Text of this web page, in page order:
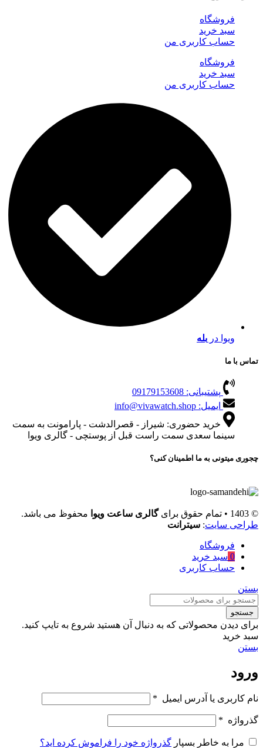
فروشگاه
سبد خرید
حساب کاربری من
فروشگاه
سبد خرید
حساب کاربری من
ویوا در بله
تماس با ما
پشتیبانی: 09179153608
ایمیل: info@vivawatch.shop
خرید حضوری: شیراز - قصرالدشت - پارامونت به سمت
سینما سعدی سمت راست قبل از پوستچی - گالری ویوا
چجوری میتونی به ما اطمینان کنی؟
© 1403 • تمام حقوق برای گالری ساعت ویوا محفوظ می باشد.
طراحی سایت: سیترانت
فروشگاه
0 سبد خرید
حساب کاربری
بستن
جستجو
برای دیدن محصولاتی که به دنبال آن هستید شروع به تایپ کنید.
سبد خرید
بستن
ورود
نام کاربری یا آدرس ایمیل *
گذرواژه *
مرا به خاطر بسپار گذرواژه خود را فراموش کرده اید؟